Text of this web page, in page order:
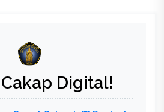
Cakap Digital!